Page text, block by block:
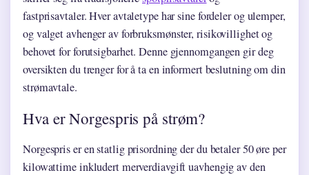
fastprisavtaler. Hver avtaletype har sine fordeler og ulemper,
og valget avhenger av forbruksmønster, risikovillighet og
behovet for forutsigbarhet. Denne gjennomgangen gir deg
oversikten du trenger for å ta en informert beslutning om din
strømavtale.
Hva er Norgespris på strøm?
Norgespris er en statlig prisordning der du betaler 50 øre per
kilowattime inkludert merverdiavgift uavhengig av den